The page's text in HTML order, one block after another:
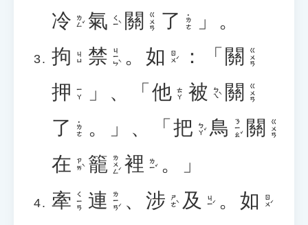
冷 ㄌㄥˇ 氣 ㄑㄧˋ 關 ㄍㄨㄢ 了 ˙ㄌㄜ 」
。
拘 ㄐㄩ 禁 ㄐㄧㄣˋ 。 如 ㄖㄨˊ ： 「 關 ㄍㄨㄢ
押 ㄧㄚ 」 、 「 他 ㄊㄚ 被 ㄅㄟˋ 關 ㄍㄨㄢ
了 ˙ㄌㄜ 。 」 、 「 把 ㄅㄚˇ 鳥 ㄋㄧㄠˇ 關 ㄍㄨㄢ
在 ㄗㄞˋ 籠 ㄌㄨㄥˊ 裡 ㄌㄧˇ 。
」
牽 ㄑㄧㄢ 連 ㄌㄧㄢˊ 、 涉 ㄕㄜˋ 及 ㄐㄧˊ 。 如 ㄖㄨˊ